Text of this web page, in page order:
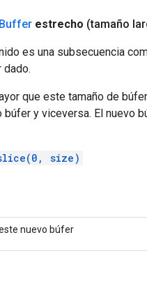
Buffer estrecho (tamaño
es una subsecuencia
dado.
que este tamaño de
y viceversa. El nuevo
size)
nuevo búfer